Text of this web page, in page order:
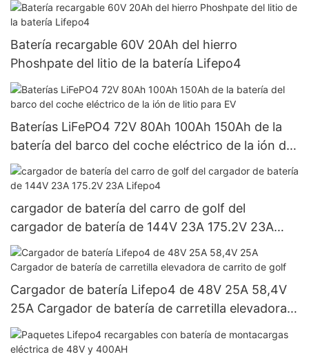
Batería recargable 60V 20Ah del hierro
Phoshpate del litio de la batería Lifepo4
Baterías LiFePO4 72V 80Ah 100Ah 150Ah de la
batería del barco del coche eléctrico de la ión de
litio para EV
cargador de batería del carro de golf del
cargador de batería de 144V 23A 175.2V 23A
Lifepo4
Cargador de batería Lifepo4 de 48V 25A 58,4V
25A Cargador de batería de carretilla elevadora
de carrito de golf